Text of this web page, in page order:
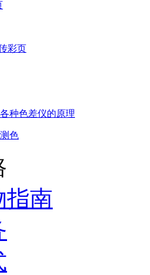
彩页
种色差仪的原理
色
指南